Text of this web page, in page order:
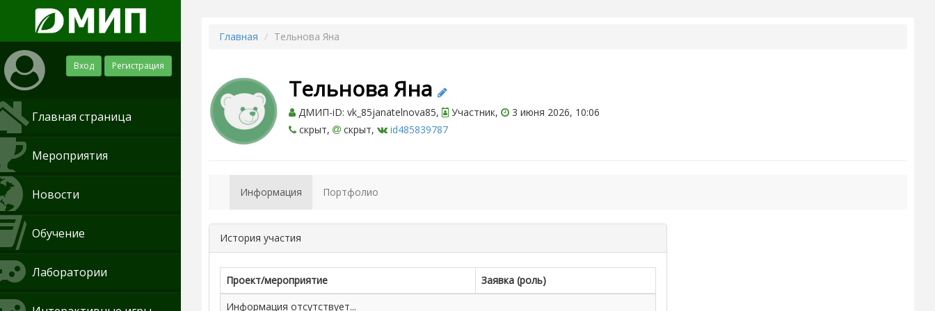
Вход Регистрация
Главная страница
Мероприятия
Новости
Обучение
Лаборатории
Главная Тельнова Яна
Тельнова Яна
ДМИП-iD: vk_85janatelnova85, Участник,
3 июня 2026, 10:06
скрыт,
скрыт, id485839787
Информация Портфолио
История участия
Проект/мероприятие
Заявка (роль)
Информация отсутствует...